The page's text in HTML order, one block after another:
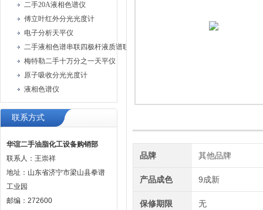
二手20A液相色谱仪
傅立叶红外分光光度计
电子分析天平仪
二手液相色谱串联四极杆液质谱联用仪
梅特勒二手十万分之一天平仪
原子吸收分光光度计
液相色谱仪
联系方式
华谊二手油脂化工设备购销部
联系人：王崇祥
地址：山东省济宁市梁山县拳谱
工业园
邮编：272600
品牌 其他品牌
产品成色 9成新
保修期限 无